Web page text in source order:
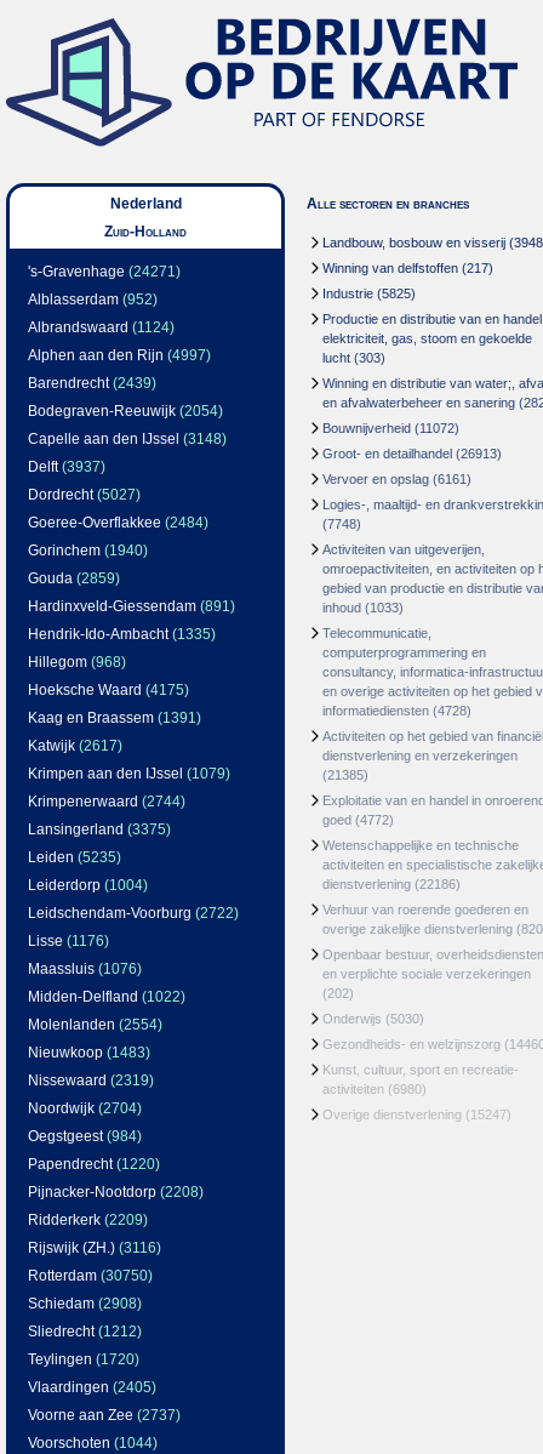
Nederland
Zuid-Holland
's-Gravenhage (24271)
Alblasserdam (952)
Albrandswaard (1124)
Alphen aan den Rijn (4997)
Barendrecht(2439)
Bodegraven-Reeuwijk (2054)
Capelle aan den IJssel (3148)
Delft(3937)
Dordrecht(5027)
Goeree-Overflakkee (2484)
Gorinchem (1940)
Gouda (2859)
Hardinxveld-Giessendam (891)
Hendrik-Ido-Ambacht(1335)
Hillegom (968)
Hoeksche Waard (4175)
Kaag en Braassem (1391)
Katwijk (2617)
Krimpen aan den IJssel (1079)
Krimpenerwaard (2744)
Lansingerland (3375)
Leiden (5235)
Leiderdorp (1004)
Leidschendam-Voorburg (2722)
Lisse (1176)
Maassluis (1076)
Midden-Delfland (1022)
Molenlanden (2554)
Nieuwkoop (1483)
Nissewaard (2319)
Noordwijk (2704)
Oegstgeest(984)
Papendrecht(1220)
Pijnacker-Nootdorp (2208)
Ridderkerk (2209)
Rijswijk (ZH.) (3116)
Rotterdam (30750)
Schiedam (2908)
Sliedrecht(1212)
Teylingen (1720)
Vlaardingen (2405)
Voorne aan Zee (2737)
Voorschoten (1044)
Alle sectoren en branches
Landbouw, bosbouw en visserij
Winning van delfstoffen (217)
Industrie (5825)
Productie en distributie van en
elektriciteit, gas, stoom en gekoelde
lucht (303)
Winning en distributie van water;,
en afvalwaterbeheer en sanering
Bouwnijverheid (11072)
Groot- en detailhandel (26913)
Vervoer en opslag (6161)
Logies-, maaltijd- en
(7748)
Activiteiten van uitgeverijen,
omroepactiviteiten, en activiteiten op
gebied van productie en distributie
inhoud (1033)
Telecommunicatie,
computerprogrammering en
consultancy, informatica-
en overige activiteiten op het gebied
informatiediensten (4728)
Activiteiten op het gebied van
dienstverlening en verzekeringen
(21385)
Exploitatie van en handel in
goed (4772)
Wetenschappelijke en technische
activiteiten en specialistische
dienstverlening (22186)
Verhuur van roerende goederen en
overige zakelijke dienstverlening
Openbaar bestuur, overheidsdiensten
en verplichte sociale verzekeringen
(202)
Onderwijs (5030)
Gezondheids- en welzijnszorg
Kunst, cultuur, sport en recreatie-
activiteiten (6980)
Overige dienstverlening (15247)